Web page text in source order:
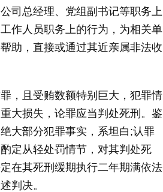
司总经理、党组副书记等职务上
作人员职务上的行为，为相关单
助，直接或通过其近亲属非法收
，且受贿数额特别巨大，犯罪情
大损失，论罪应当判处死刑。鉴
大部分犯罪事实，系坦白;认罪
定从轻处罚情节，对其判处死
在其死刑缓期执行二年期满依法
判决。